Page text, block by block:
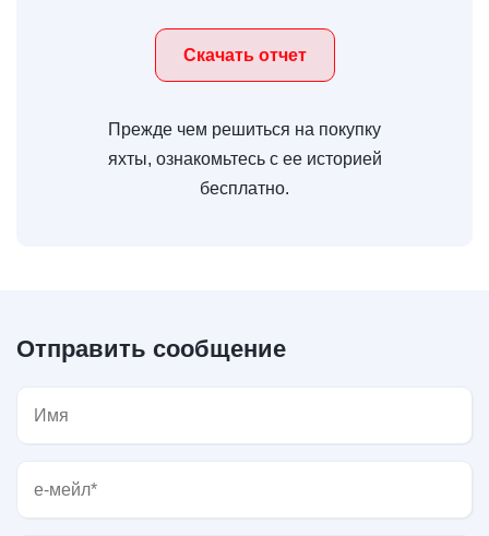
Скачать отчет
Прежде чем решиться на покупку
яхты, ознакомьтесь с ее историей
бесплатно.
Отправить сообщение